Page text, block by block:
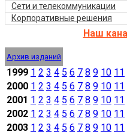
Сети и телекоммуникации
Корпоративные решения
Наш
Архив изданий
1999 1 2 3 4 5 6 7 8 9 10 11
2000 1 2 3 4 5 6 7 8 9 10 11
2001 1 2 3 4 5 6 7 8 9 10 11
2002 1 2 3 4 5 6 7 8 9 10 11
2003 1 2 3 4 5 6 7 8 9 10 11